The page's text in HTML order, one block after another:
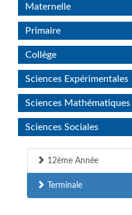
Maternelle
Primaire
Collège
Sciences Expérimentales
Sciences Mathématiques
Sciences Sociales
12ème Année
Terminale